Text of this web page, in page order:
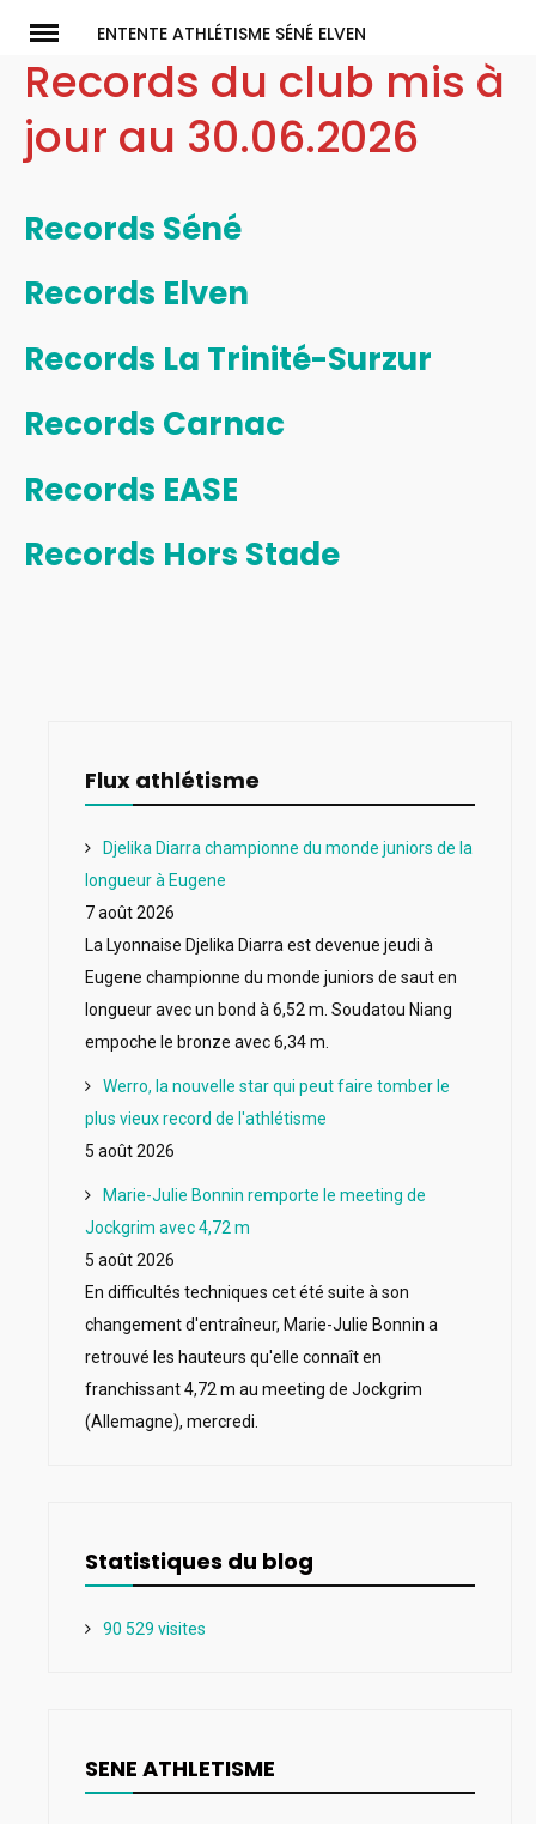
content
ENTENTE ATHLÉTISME SÉNÉ ELVEN
Records du club mis à
jour au 30.06.2026
Records Séné
Records Elven
Records La Trinité-Surzur
Records Carnac
Records EASE
Records Hors Stade
Flux athlétisme
Djelika Diarra championne du monde juniors de la
longueur à Eugene
7 août 2026
La Lyonnaise Djelika Diarra est devenue jeudi à
Eugene championne du monde juniors de saut en
longueur avec un bond à 6,52 m. Soudatou Niang
empoche le bronze avec 6,34 m.
Werro, la nouvelle star qui peut faire tomber le
plus vieux record de l'athlétisme
5 août 2026
Marie-Julie Bonnin remporte le meeting de
Jockgrim avec 4,72 m
5 août 2026
En difficultés techniques cet été suite à son
changement d'entraîneur, Marie-Julie Bonnin a
retrouvé les hauteurs qu'elle connaît en
franchissant 4,72 m au meeting de Jockgrim
(Allemagne), mercredi.
Statistiques du blog
90 529 visites
SENE ATHLETISME